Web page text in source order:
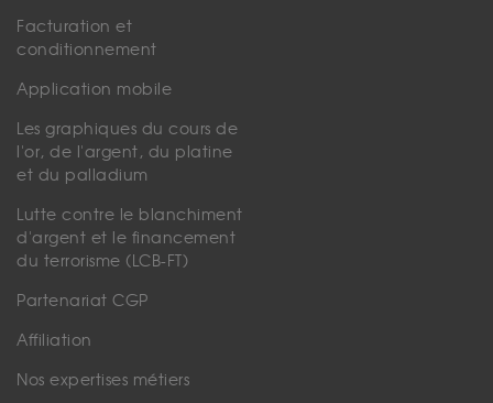
Facturation et
conditionnement
Application mobile
Les graphiques du cours de
l'or, de l'argent, du platine
et du palladium
Lutte contre le blanchiment
d'argent et le financement
du terrorisme (LCB-FT)
Partenariat CGP
Affiliation
Nos expertises métiers